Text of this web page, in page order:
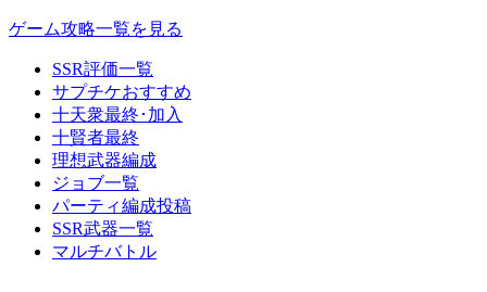
ゲーム攻略一覧を見る
SSR評価一覧
サプチケおすすめ
十天衆最終･加入
十賢者最終
理想武器編成
ジョブ一覧
パーティ編成投稿
SSR武器一覧
マルチバトル